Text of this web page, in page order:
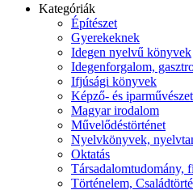
Kategóriák
Építészet
Gyerekeknek
Idegen nyelvű könyvek
Idegenforgalom,
Ifjúsági könyvek
Képző- és iparművészet
Magyar irodalom
Művelődéstörténet
Nyelvkönyvek,
Oktatás
Társadalomtudomány,
Történelem,